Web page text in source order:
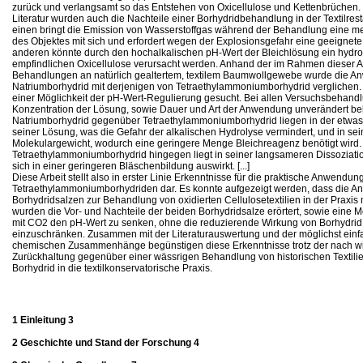
zurück und verlangsamt so das Entstehen von Oxicellulose und
Literatur wurden auch die Nachteile einer Borhydridbehandlung in der
einen bringt die Emission von Wasserstoffgas während der Behandlung eine
des Objektes mit sich und erfordert wegen der Explosionsgefahr eine
anderen könnte durch den hochalkalischen pH-Wert der Bleichlösung ein
empfindlichen Oxicellulose verursacht werden. Anhand der im Rahmen dieser
Behandlungen an natürlich gealtertem, textilem Baumwollgewebe wurde die
Natriumborhydrid mit derjenigen von Tetraethylammoniumborhydrid
einer Möglichkeit der pH-Wert-Regulierung gesucht. Bei allen
Konzentration der Lösung, sowie Dauer und Art der Anwendung unverändert
Natriumborhydrid gegenüber Tetraethylammoniumborhydrid liegen in der
seiner Lösung, was die Gefahr der alkalischen Hydrolyse vermindert, und in
Molekulargewicht, wodurch eine geringere Menge Bleichreagenz benötigt
Tetraethylammoniumborhydrid hingegen liegt in seiner langsameren
sich in einer geringeren Bläschenbildung auswirkt. [...]
Diese Arbeit stellt also in erster Linie Erkenntnisse für die praktische
Tetraethylammoniumborhydriden dar. Es konnte aufgezeigt werden, dass die
Borhydridsalzen zur Behandlung von oxidierten Cellulosetextilien in der Praxis
wurden die Vor- und Nachteile der beiden Borhydridsalze erörtert, sowie eine
mit CO2 den pH-Wert zu senken, ohne die reduzierende Wirkung von
einzuschränken. Zusammen mit der Literaturauswertung und der möglichst
chemischen Zusammenhänge begünstigen diese Erkenntnisse trotz der nach
Zurückhaltung gegenüber einer wässrigen Behandlung von historischen
Borhydrid in die textilkonservatorische Praxis.
1 Einleitung 3
2 Geschichte und Stand der Forschung 4